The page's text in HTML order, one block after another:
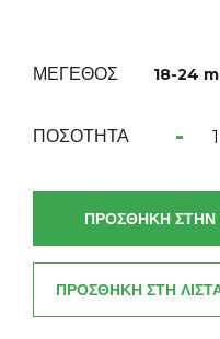
ΜΕΓΕΘΟΣ 18-24
ΠΟΣΟΤΗΤΑ -
ΠΡΟΣΘΗΚΗ ΣΤΗΝ
ΠΡΟΣΘΗΚΗ ΣΤΗ